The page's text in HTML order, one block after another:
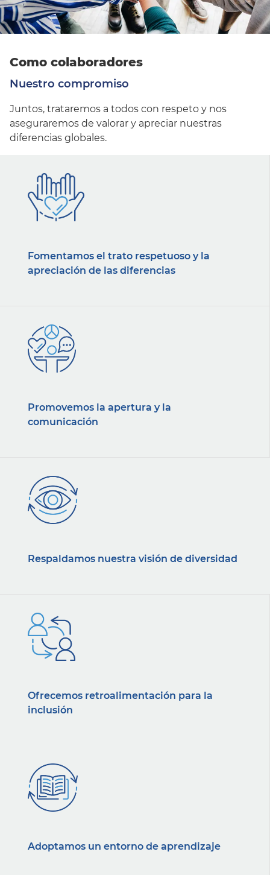
Como colaboradores
Nuestro compromiso
Juntos, trataremos a todos con respeto y nos
aseguraremos de valorar y apreciar nuestras
diferencias globales.
Fomentamos el trato respetuoso y la
apreciación de las diferencias
Promovemos la apertura y la
comunicación
Respaldamos nuestra visión de diversidad
Ofrecemos retroalimentación para la
inclusión
Adoptamos un entorno de aprendizaje